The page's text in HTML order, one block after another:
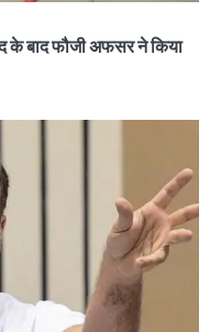
के बाद फौजी अफसर ने किया